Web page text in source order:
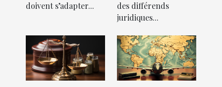
doivent s’adapter...
des différends
juridiques...